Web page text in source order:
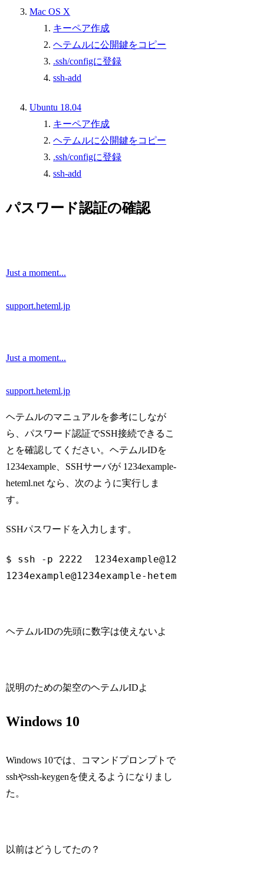
Mac OS X
キーペア作成
ヘテムルに公開鍵をコピー
.ssh/configに登録
ssh-add
Ubuntu 18.04
キーペア作成
ヘテムルに公開鍵をコピー
.ssh/configに登録
ssh-add
パスワード認証の確認
Just a moment...
support.heteml.jp
Just a moment...
support.heteml.jp
ヘテムルのマニュアルを参考にしなが
ら、パスワード認証でSSH接続できるこ
とを確認してください。ヘテムルIDを
1234example、SSHサーバが 1234example-
heteml.net なら、次のように実行しま
す。
SSHパスワードを入力します。
$ ssh -p 2222  1234example@1234example-
1234example@1234example-heteml.net's
ヘテムルIDの先頭に数字は使えないよ
説明のための架空のヘテムルIDよ
Windows 10
Windows 10では、コマンドプロンプトで
sshやssh-keygenを使えるようになりまし
た。
以前はどうしてたの？